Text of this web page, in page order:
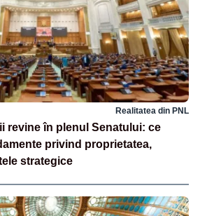
Realitatea din PNL
revine în plenul Senatului: ce
privind proprietatea,
strategice